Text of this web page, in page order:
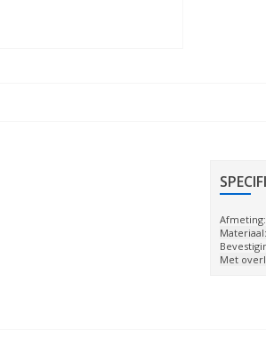
Afmeting:
Materiaal:
Met